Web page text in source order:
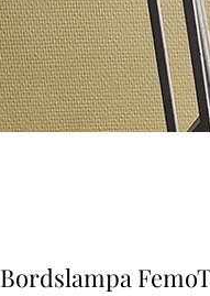
Bordslampa